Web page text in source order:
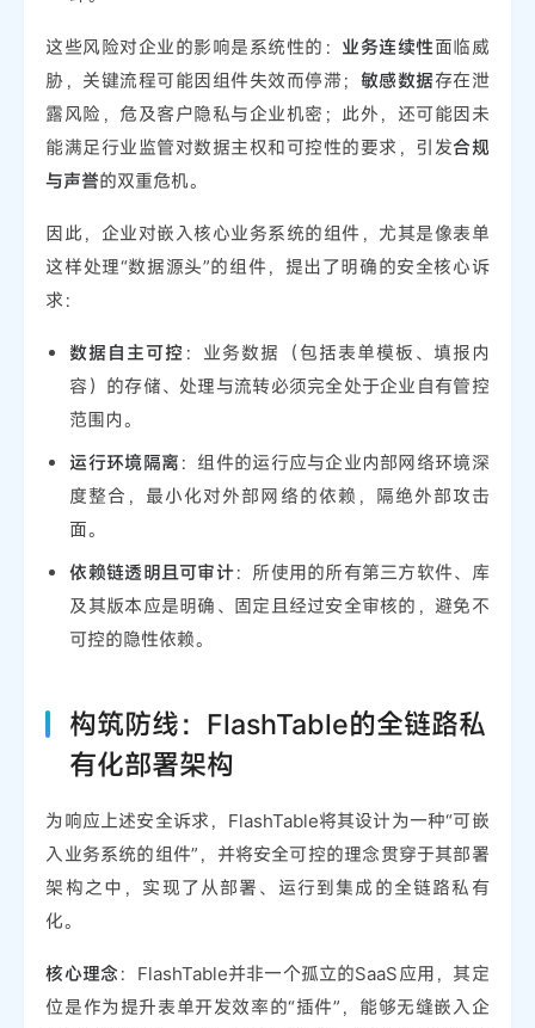
这些风险对企业的影响是系统性的： 业务连续性面临威
胁，关键流程可能因组件失效而停滞； 敏感数据存在泄
露风险，危及客户隐私与企业机密；此外，还可能因未
能满足行业监管对数据主权和可控性的要求，引发合规
与声誉的双重危机。
因此，企业对嵌入核心业务系统的组件，尤其是像表单
这样处理“数据源头”的组件，提出了明确的安全核心诉
求：
数据自主可控 ：业务数据（包括表单模板、填报内
容）的存储、处理与流转必须完全处于企业自有管控
范围内。
运行环境隔离 ：组件的运行应与企业内部网络环境深
度整合，最小化对外部网络的依赖，隔绝外部攻击
面。
依赖链透明且可审计：所使用的所有第三方软件、库
及其版本应是明确、固定且经过安全审核的，避免不
可控的隐性依赖。
构筑防线：FlashTable的全链路私
有化部署架构
为响应上述安全诉求，FlashTable将其设计为一种“可嵌
入业务系统的组件”，并将安全可控的理念贯穿于其部署
架构之中，实现了从部署、运行到集成的全链路私有
化。
核心理念 ：FlashTable并非一个孤立的SaaS应用，其定
位是作为提升表单开发效率的“插件”，能够无缝嵌入企